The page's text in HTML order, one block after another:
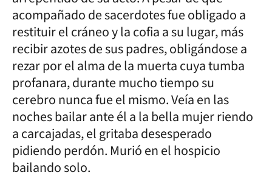
acompañado de sacerdotes fue obligado a
restituir el cráneo y la cofia a su lugar, más
recibir azotes de sus padres, obligándose a
rezar por el alma de la muerta cuya tumba
profanara, durante mucho tiempo su
cerebro nunca fue el mismo. Veía en las
noches bailar ante él a la bella mujer riendo
a carcajadas, el gritaba desesperado
pidiendo perdón. Murió en el hospicio
bailando solo.